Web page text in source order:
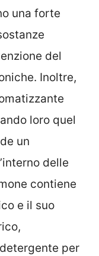
una forte
del
Inoltre,
loro quel
un
delle
contiene
e il suo
per